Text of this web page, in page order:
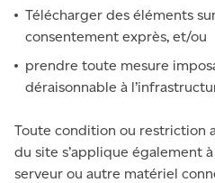
Télécharger des éléments
consentement exprès, et/ou
prendre toute mesure
déraisonnable à
Toute condition ou restriction
du site s’applique également
serveur ou autre matériel